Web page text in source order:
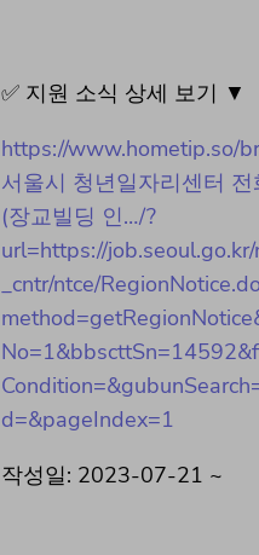
✅ 지원 소식 상세 보기 ▼
https://www.hometip.so/
서울시 청년일자리센터
(장교빌딩 인…/?
url=https://
_cntr/ntce/
d=&pageIndex=1
작성일: 2023-07-21 ~